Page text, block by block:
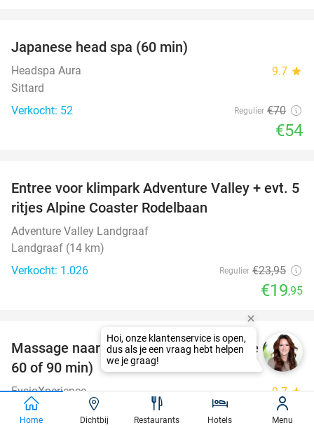
Japanese head spa (60 min)
Headspa Aura 9.7 star
Sittard
Verkocht: 52
Regulier €70
€54
17%
Entree voor klimpark Adventure Valley + evt. 5
ritjes Alpine Coaster Rodelbaan
Adventure Valley Landgraaf
Landgraaf (14 km)
Verkocht: 1.026
Regulier €23,95
€19,95
44%
Massage naar keuze bij FysioXperience (30,
60 of 90 min)
FysioXperience 9.7star
Brunssum (+2 locaties) (7 km)
Home Dichtbij Restaurants Hotels Menu